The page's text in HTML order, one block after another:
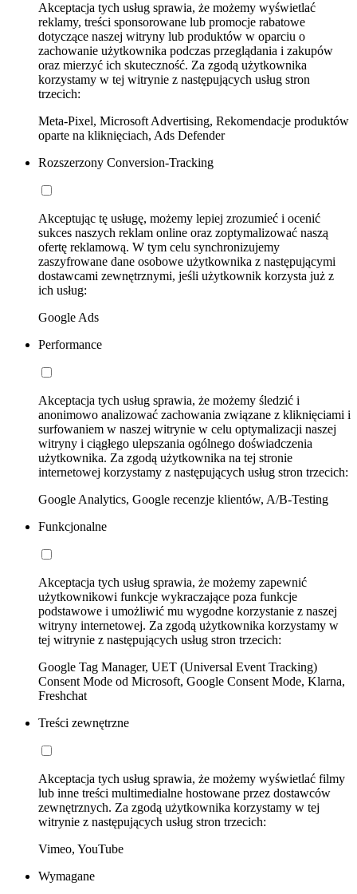
Akceptacja tych usług sprawia, że możemy wyświetlać
reklamy, treści sponsorowane lub promocje rabatowe
dotyczące naszej witryny lub produktów w oparciu o
zachowanie użytkownika podczas przeglądania i zakupów
oraz mierzyć ich skuteczność. Za zgodą użytkownika
korzystamy w tej witrynie z następujących usług stron
trzecich:
Meta-Pixel, Microsoft Advertising, Rekomendacje produktów
oparte na kliknięciach, Ads Defender
Rozszerzony Conversion-Tracking
Akceptując tę usługę, możemy lepiej zrozumieć i ocenić
sukces naszych reklam online oraz zoptymalizować naszą
ofertę reklamową. W tym celu synchronizujemy
zaszyfrowane dane osobowe użytkownika z następującymi
dostawcami zewnętrznymi, jeśli użytkownik korzysta już z
ich usług:
Google Ads
Performance
Akceptacja tych usług sprawia, że możemy śledzić i
anonimowo analizować zachowania związane z kliknięciami i
surfowaniem w naszej witrynie w celu optymalizacji naszej
witryny i ciągłego ulepszania ogólnego doświadczenia
użytkownika. Za zgodą użytkownika na tej stronie
internetowej korzystamy z następujących usług stron trzecich:
Google Analytics, Google recenzje klientów, A/B-Testing
Funkcjonalne
Akceptacja tych usług sprawia, że możemy zapewnić
użytkownikowi funkcje wykraczające poza funkcje
podstawowe i umożliwić mu wygodne korzystanie z naszej
witryny internetowej. Za zgodą użytkownika korzystamy w
tej witrynie z następujących usług stron trzecich:
Google Tag Manager, UET (Universal Event Tracking)
Consent Mode od Microsoft, Google Consent Mode, Klarna,
Freshchat
Treści zewnętrzne
Akceptacja tych usług sprawia, że możemy wyświetlać filmy
lub inne treści multimedialne hostowane przez dostawców
zewnętrznych. Za zgodą użytkownika korzystamy w tej
witrynie z następujących usług stron trzecich:
Vimeo, YouTube
Wymagane